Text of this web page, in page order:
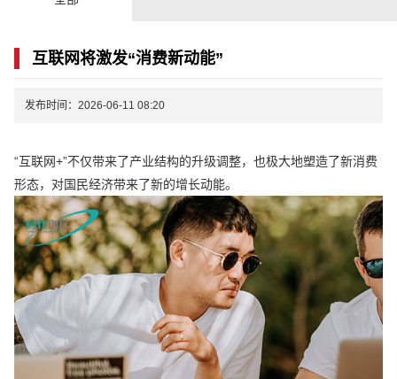
互联网将激发“消费新动能”
发布时间：2026-06-11 08:20
“互联网+”不仅带来了产业结构的升级调整，也极大地塑造了新消费
形态，对国民经济带来了新的增长动能。